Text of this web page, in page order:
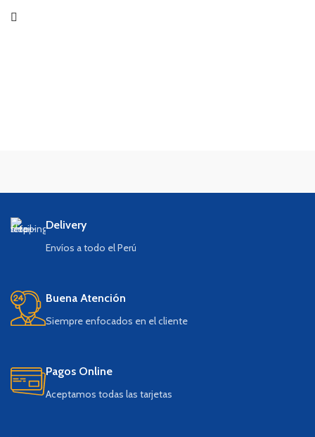
Delivery
Envíos a todo el Perú
Buena Atención
Siempre enfocados en el cliente
Pagos Online
Aceptamos todas las tarjetas